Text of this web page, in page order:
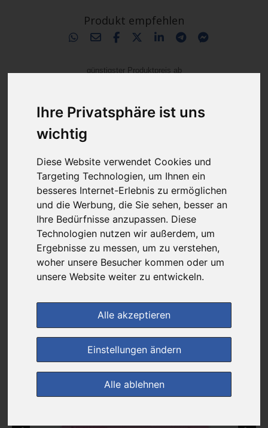
Ihre Privatsphäre ist uns
wichtig
Diese Website verwendet Cookies und
Targeting Technologien, um Ihnen ein
besseres Internet-Erlebnis zu ermöglichen
und die Werbung, die Sie sehen, besser an
Ihre Bedürfnisse anzupassen. Diese
Technologien nutzen wir außerdem, um
Ergebnisse zu messen, um zu verstehen,
woher unsere Besucher kommen oder um
unsere Website weiter zu entwickeln.
Alle akzeptieren
Einstellungen ändern
Alle ablehnen
Produkt empfehlen
günstigster Produktpreis ab
28,35 €
Rathaus Apotheke
versandkostenfrei
& inkl. MwSt.
Preis pro 1 ST / 0,94 €
Daten vom 28.10.2025 09:18 Uhr
im Shop bestellen
zur Einkaufsliste